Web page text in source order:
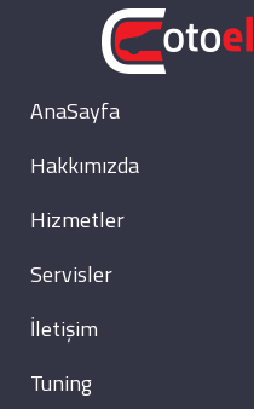
AnaSayfa
Hakkımızda
Hizmetler
Servisler
İletişim
Tuning